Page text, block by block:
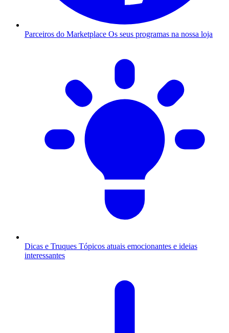
Parceiros do Marketplace Os seus programas na nossa loja
Dicas e Truques Tópicos atuais emocionantes e ideias
interessantes